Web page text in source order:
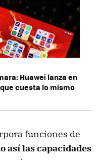
Huawei lanza en
cuesta lo mismo
funciones de
así las capacidades